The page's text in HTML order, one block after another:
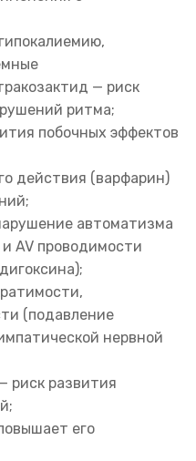
— риск
ритма;
побочных эффектов
действия (варфарин)
автоматизма
AV проводимости
(подавление
нервной
риск развития
его